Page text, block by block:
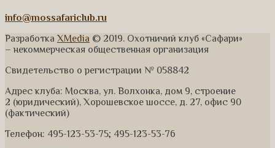
info@mossafariclub.ru
Разработка XMedia © 2019. Охотничий клуб «Сафари»
– некоммерческая общественная организация
Свидетельство о регистрации № 058842
Адрес клуба: Москва, ул. Волхонка, дом 9, строение
2 (юридический), Хорошевское шоссе, д. 27, офис 90
(фактический)
Телефон: 495-123-53-75; 495-123-53-76